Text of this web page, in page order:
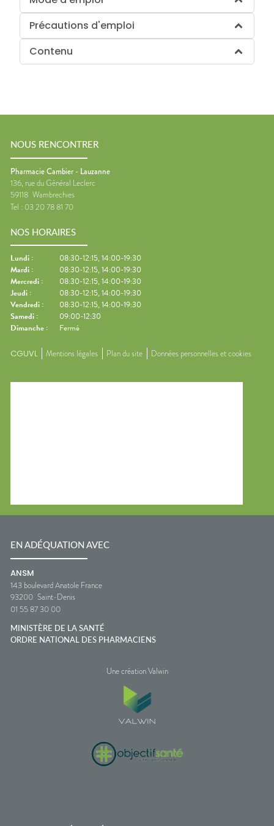
Précautions d'emploi
Contenu
NOUS RENCONTRER
Pharmacie Cambier - Lauzanne
136, rue du Général Leclerc
59118 Wambrechies
Tel : 03 20 78 81 70
NOS HORAIRES
Lundi :
08:30-12:15, 14:00-19:30
Mardi :
08:30-12:15, 14:00-19:30
Mercredi :
08:30-12:15, 14:00-19:30
Jeudi :
08:30-12:15, 14:00-19:30
Vendredi :
08:30-12:15, 14:00-19:30
Samedi :
09:00-12:30
Dimanche : Fermé
CGUVL Mentions légales Plan du site Données personnelles et cookies
EN ADÉQUATION AVEC
ANSM
143 boulevard Anatole France
93200 Saint-Denis
01 55 87 30 00
MINISTÈRE DE LA SANTÉ
ORDRE NATIONAL DES PHARMACIENS
Une création Valwin